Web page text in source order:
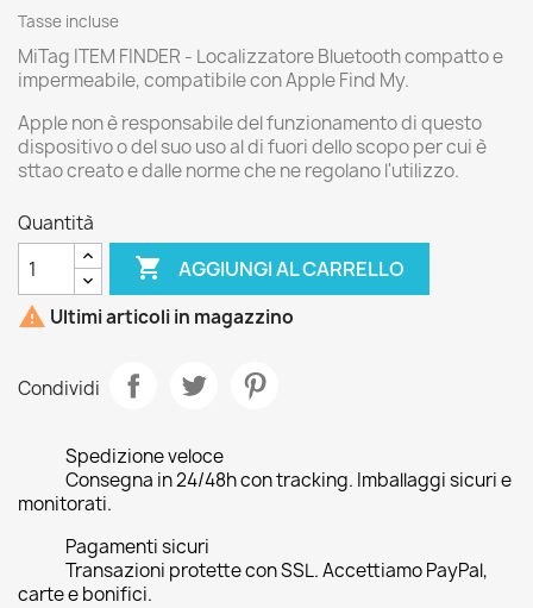
Tasse incluse
MiTag ITEM FINDER - Localizzatore Bluetooth compatto e
impermeabile, compatibile con Apple Find My.
Apple non è responsabile del funzionamento di questo
dispositivo o del suo uso al di fuori dello scopo per cui è
sttao creato e dalle norme che ne regolano l'utilizzo.
Quantità
 AGGIUNGI AL CARRELLO
 Ultimi articoli in magazzino
Condividi
Spedizione veloce
Consegna in 24/48h con tracking. Imballaggi sicuri e
monitorati.
Pagamenti sicuri
Transazioni protette con SSL. Accettiamo PayPal,
carte e bonifici.